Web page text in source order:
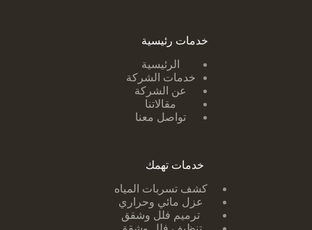
خدمات رئيسية
الرئيسية
خدمات الشركة
عن الشركة
مقالاتنا
تواصل معنا
خدمات تهمك
كشف تسربات ا لمياه
عزل مائي وحراري
ترميم فلل وشقق